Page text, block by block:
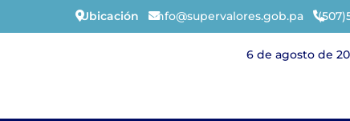
Ubicación info@supervalores.gob.pa
6 de agosto de